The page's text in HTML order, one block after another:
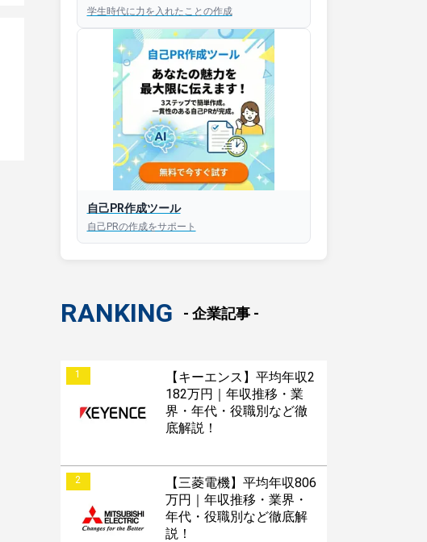
学生時代に力を入れたことの作成
自己PR作成ツール
自己PRの作成をサポート
RANKING - 企業記事 -
1
【キーエンス】平均年収2
182万円｜年収推移・業
界・年代・役職別など徹
底解説！
2
【三菱電機】平均年収806
万円｜年収推移・業界・
年代・役職別など徹底解
説！